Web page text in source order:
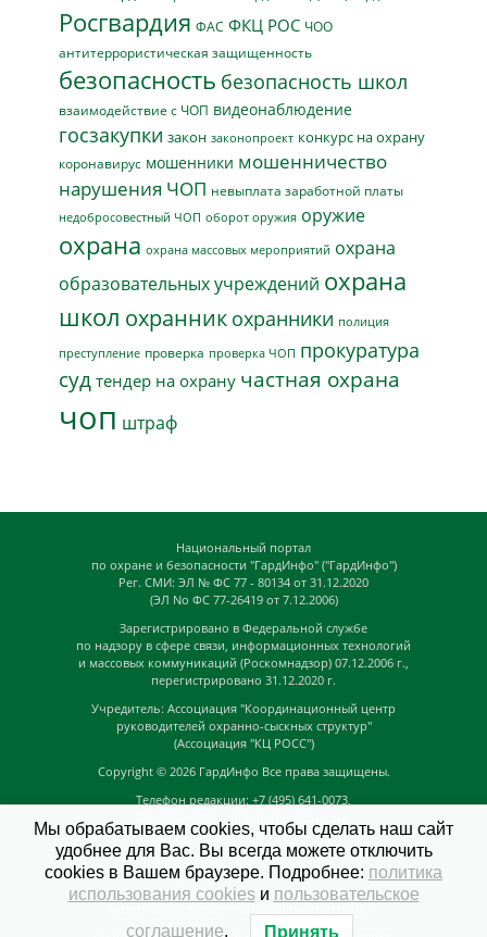
Росгвардия ФАС ФКЦ РОС ЧОО
антитеррористическая защищенность
безопасность безопасность школ
взаимодействие с ЧОП видеонаблюдение
госзакупки закон законопроект конкурс на охрану
коронавирус мошенники мошенничество
нарушения ЧОП невыплата заработной платы
недобросовестный ЧОП оборот оружия оружие
охрана охрана массовых мероприятий охрана
образовательных учреждений охрана
школ охранник охранники полиция
преступление проверка проверка ЧОП прокуратура
суд тендер на охрану частная охрана
чоп штраф
Национальный портал
по охране и безопасности "ГардИнфо" ("ГардИнфо")
Рег. СМИ: ЭЛ № ФС 77 - 80134 от 31.12.2020
(ЭЛ No ФС 77-26419 от 7.12.2006)
Зарегистрировано в Федеральной службе
по надзору в сфере связи, информационных технологий
и массовых коммуникаций (Роскомнадзор) 07.12.2006 г.,
перегистрировано 31.12.2020 г.
Учредитель: Ассоциация "Координационный центр
руководителей охранно-сыскных структур"
(Ассоциация "КЦ РОСС")
Copyright © 2026 ГардИнфо Все права защищены.
Телефон редакции: +7 (495) 641-0073,
news@guardinfo.online
Главный редактор: Кузьмин Д.А.
На сайте могут быть размещены
Мы обрабатываем cookies, чтобы сделать наш сайт
удобнее для Вас. Вы всегда можете отключить
cookies в Вашем браузере. Подробнее: политика
использования cookiesи пользовательское
соглашение. Принять